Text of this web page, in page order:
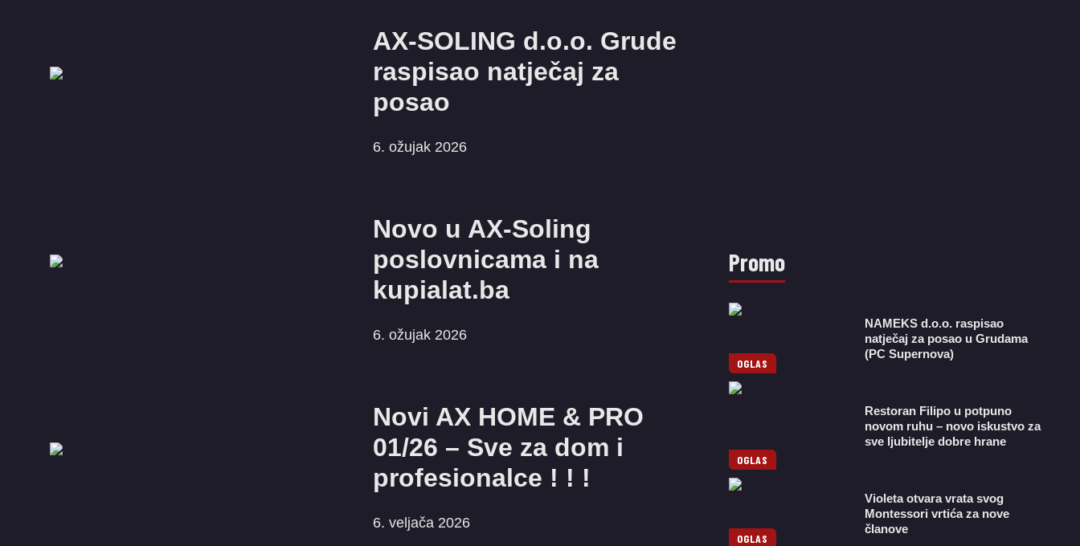
AX-SOLING d.o.o. Grude
raspisao natječaj za
posao
6. ožujak 2026
Novo u AX-Soling
poslovnicama i na
kupialat.ba
6. ožujak 2026
Novi AX HOME & PRO
01/26 – Sve za dom i
profesionalce ! ! !
6. veljača 2026
Promo
OGLAS
NAMEKS d.o.o. raspisao
natječaj za posao u Grudama
(PC Supernova)
OGLAS
Restoran Filipo u potpuno
novom ruhu – novo iskustvo za
sve ljubitelje dobre hrane
OGLAS
Violeta otvara vrata svog
Montessori vrtića za nove
članove